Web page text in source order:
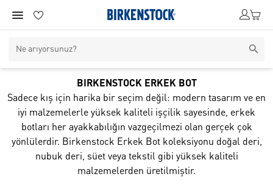
BIRKENSTOCK ERKEK BOT
Sadece kış için harika bir seçim değil: modern tasarım ve en
iyi malzemelerle yüksek kaliteli işçilik sayesinde, erkek
botları her ayakkabılığın vazgeçilmezi olan gerçek çok
yönlülerdir. Birkenstock Erkek Bot koleksiyonu doğal deri,
nubuk deri, süet veya tekstil gibi yüksek kaliteli
malzemelerden üretilmiştir.